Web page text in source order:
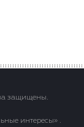
защищены.
интересы» .